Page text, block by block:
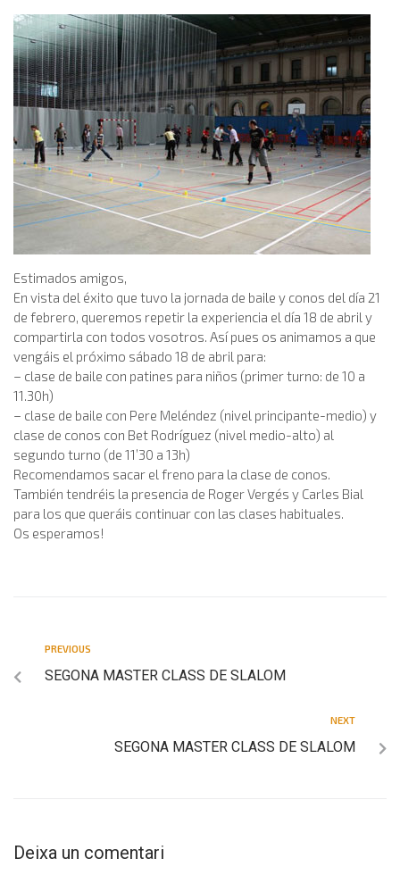
Estimados amigos,
En vista del éxito que tuvo la jornada de baile y conos del día 21
de febrero, queremos repetir la experiencia el día 18 de abril y
compartirla con todos vosotros. Así pues os animamos a que
vengáis el próximo sábado 18 de abril para:
– clase de baile con patines para niños (primer turno: de 10 a
11.30h)
– clase de baile con Pere Meléndez (nivel principante-medio) y
clase de conos con Bet Rodríguez (nivel medio-alto) al
segundo turno (de 11’30 a 13h)
Recomendamos sacar el freno para la clase de conos.
También tendréis la presencia de Roger Vergés y Carles Bial
para los que queráis continuar con las clases habituales.
Os esperamos!
PREVIOUS
SEGONA MASTER CLASS DE SLALOM
NEXT
SEGONA MASTER CLASS DE SLALOM
Deixa un comentari